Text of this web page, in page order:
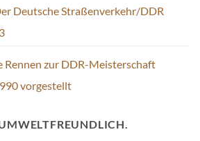
Deutsche Straßenverkehr/DDR
Rennen zur DDR-Meisterschaft
vorgestellt